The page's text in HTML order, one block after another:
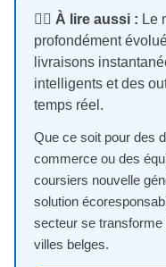
🚴‍♂️ À lire aussi : Le
profondément
livraisons
intelligents et des
temps réel.
Que ce soit pour des
commerce ou des
coursiers nouvelle
solution
secteur se
villes belges.